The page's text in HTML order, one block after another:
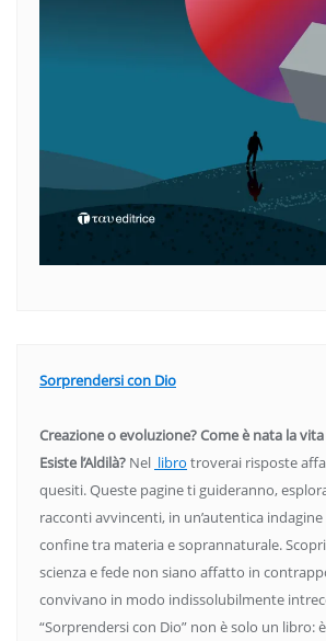
Sorprendersi con Dio
Creazione o evoluzione? Come è nata la vita
Esiste l’Aldilà? Nel libro troverai risposte
quesiti. Queste pagine ti guideranno,
racconti avvincenti, in un’autentica
confine tra materia e soprannaturale.
scienza e fede non siano affatto in
convivano in modo indissolubilmente
“Sorprendersi con Dio” non è solo un libro: